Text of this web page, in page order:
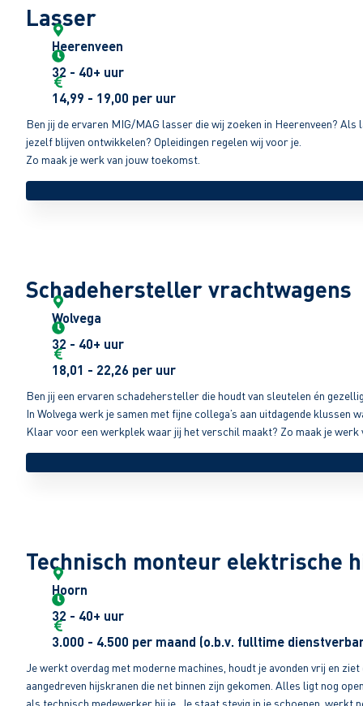
Lasser
Heerenveen
32 - 40+ uur
14,99 - 19,00 per uur
Ben jij de ervaren MIG/MAG lasser die wij zoeken in Heerenveen?
jezelf blijven ontwikkelen? Opleidingen regelen wij voor je.
Zo maak je werk van jouw toekomst.
Schadehersteller vrachtwagens
Wolvega
32 - 40+ uur
18,01 - 22,26 per uur
Ben jij een ervaren schadehersteller die houdt van sleutelen én
In Wolvega werk je samen met fijne collega’s aan uitdagende
Klaar voor een werkplek waar jij het verschil maakt? Zo maak je werk
Technisch monteur elektrische
Hoorn
32 - 40+ uur
3.000 - 4.500 per maand (o.b.v. fulltime
Je werkt overdag met moderne machines, houdt je avonden vrij en
aangedreven hijskranen die net binnen zijn gekomen. Alles ligt nog
als technisch medewerker bij je. Je staat stevig in je schoenen,